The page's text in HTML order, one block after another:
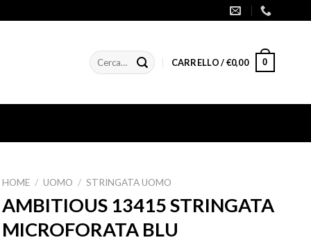
Cerca: CARRELLO /€0,00 0
HOME / UOMO / STRINGATA UOMO
AMBITIOUS 13415 STRINGATA
MICROFORATA BLU